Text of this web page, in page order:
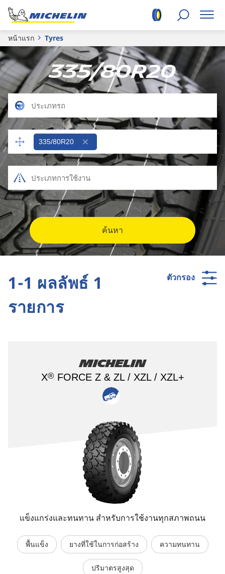
หน้าแรก Tyres
335/80R20
335/80R20
ค้นหา
ตัวกรอง
1-1 ผลลัพธ์ 1
รายการ
Michelin
X®FORCE Z & ZL / XZL / XZL+
แข็งแกร่งและทนทาน สำหรับการใช้งานทุกสภาพถนน
พื้นแข็ง ยางที่ใช้ในการก่อสร้าง ความทนทาน
ปริมาตรสูงสุด